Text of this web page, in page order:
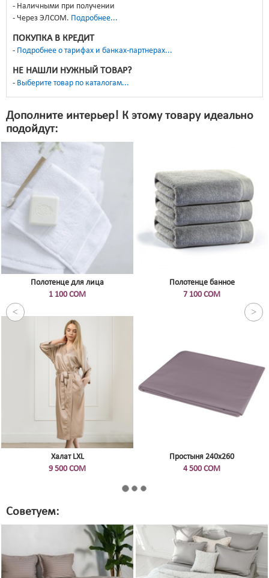
Наличными при получении
Через ЭЛСОМ. Подробнее...
ПОКУПКА В КРЕДИТ
Подробнее о тарифах и банках-партнерах...
НЕ НАШЛИ НУЖНЫЙ ТОВАР?
Выберите товар по каталогам...
Дополните интерьер! К этому товару идеально
подойдут:
Полотенце для лица
1 100 СОМ
Полотенце банное
7 100 СОМ
Халат LXL
9 500 СОМ
Простыня 240х260
4 500 СОМ
< >
Советуем: